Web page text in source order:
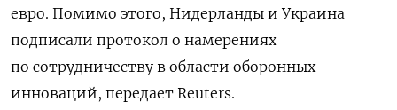
евро. Помимо этого, Нидерланды и Украина
подписали протокол о намерениях
по сотрудничеству в области оборонных
инноваций, передает Reuters.